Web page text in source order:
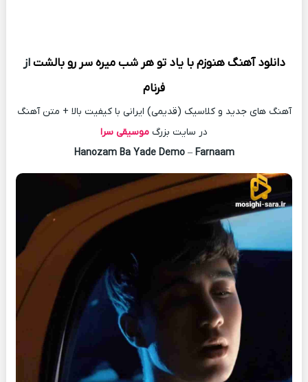
دانلود آهنگ هنوزم با یاد تو هر شب میره سر رو بالشت از
فرنام
آهنگ های جدید و کلاسیک (قدیمی) ایرانی با کیفیت بالا + متن آهنگ
در سایت بزرگ موسیقی سرا
Hanozam Ba Yade Demo– Farnaam